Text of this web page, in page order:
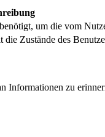
um die vom
die Zustände des
Informationen zu